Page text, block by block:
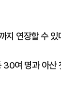
지 연장할 수 있
여 명과 아산